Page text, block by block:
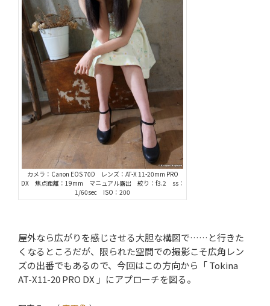
カメラ：Canon EOS 70D レンズ：AT-X 11-20mm PRO
DX 焦点距離：19mm マニュアル露出 絞り：f3.2 ss：
1/60sec ISO：200
屋外なら広がりを感じさせる大胆な構図で……と行きた
くなるところだが、限られた空間での撮影こそ広角レン
ズの出番でもあるので、今回はこの方向から「 Tokina
AT-X11-20 PRO DX 」にアプローチを図る。